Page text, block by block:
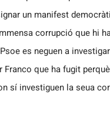
un manifest
corrupció que hi
es neguen a
Franco que ha fugit
sí investiguen la seua